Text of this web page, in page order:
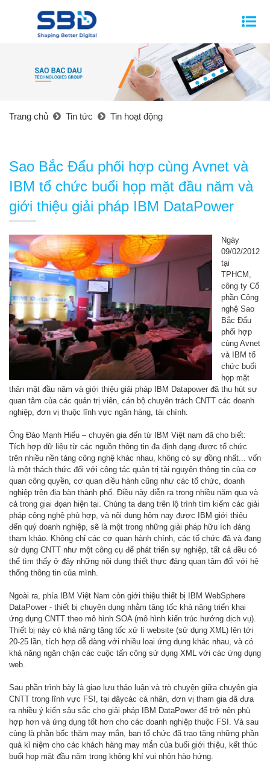
Trang chủ Tin tức Tin hoạt động
Sao Bắc Đẩu phối hợp cùng Avnet và
IBM tổ chức buổi họp mặt đầu năm và
giới thiệu giải pháp IBM DataPower
Ngày
09/02/2012
tại
TPHCM,
công ty Cổ
phần Công
nghệ Sao
Bắc Đẩu
phối hợp
cùng Avnet
và IBM tổ
chức buổi
họp mặt
thân mật đầu năm và giới thiệu giải pháp IBM Datapower đã thu hút sự
quan tâm của các quản trị viên, cán bộ chuyên trách CNTT các doanh
nghiệp, đơn vị thuộc lĩnh vực ngân hàng, tài chính.
Ông Đào Mạnh Hiếu – chuyên gia đến từ IBM Việt nam đã cho biết:
Tích hợp dữ liệu từ các nguồn thông tin đa định dạng được tổ chức
trên nhiều nền tảng công nghệ khác nhau, không có sự đồng nhất... vốn
là một thách thức đối với công tác quản trị tài nguyên thông tin của cơ
quan công quyền, cơ quan điều hành cũng như các tổ chức, doanh
nghiệp trên địa bàn thành phố. Điều này diễn ra trong nhiều năm qua và
cả trong giai đọan hiện tại. Chúng ta đang trên lộ trình tìm kiếm các giải
pháp công nghệ phù hợp, và nội dung hôm nay được IBM giới thiệu
đến quý doanh nghiệp, sẽ là một trong những giải pháp hữu ích đáng
tham khảo. Không chỉ các cơ quan hành chính, các tổ chức đã và đang
sử dụng CNTT như một công cụ để phát triển sự nghiệp, tất cả đều có
thể tìm thấy ở đây những nội dung thiết thực đáng quan tâm đối với hệ
thống thông tin của mình.
Ngoài ra, phía IBM Việt Nam còn giới thiệu thiết bị IBM WebSphere
DataPower - thiết bị chuyên dụng nhằm tăng tốc khả năng triển khai
ứng dụng CNTT theo mô hình SOA (mô hình kiến trúc hướng dịch vụ).
Thiết bị này có khả năng tăng tốc xử lí website (sử dụng XML) lên tới
20-25 lần, tích hợp dễ dàng với nhiều loại ứng dụng khác nhau, và có
khả năng ngăn chặn các cuộc tấn công sử dụng XML với các ứng dụng
web.
Sau phần trình bày là giao lưu thảo luận và trò chuyện giữa chuyên gia
CNTT trong lĩnh vực FSI, tại đâycác cá nhân, đơn vị tham gia đã đưa
ra nhiều ý kiến sâu sắc cho giải pháp IBM DataPower để trở nên phù
hợp hơn và ứng dụng tốt hơn cho các doanh nghiệp thuộc FSI. Và sau
cùng là phần bốc thăm may mắn, ban tổ chức đã trao tặng những phần
quà kỉ niệm cho các khách hàng may mắn của buổi giới thiệu, kết thúc
buổi họp mặt đầu năm trong không khí vui nhộn hào hứng.